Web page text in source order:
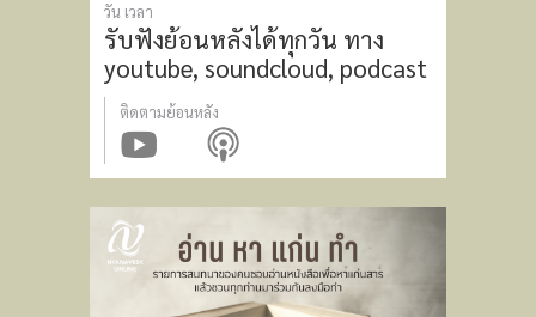
วัน เวลา
รับฟังย้อนหลังได้ทุกวัน ทาง
youtube, soundcloud, podcast
ติดตามย้อนหลัง